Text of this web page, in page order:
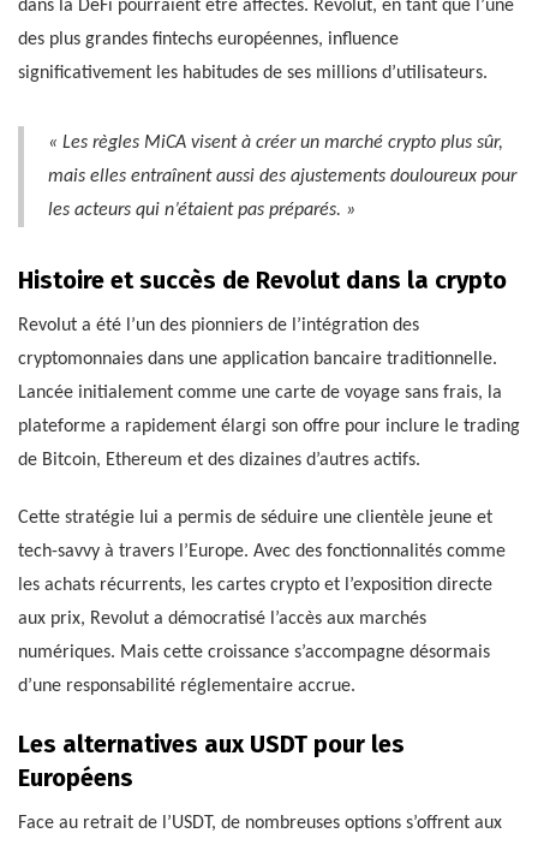
dans la DeFi pourraient être affectés. Revolut, en tant que l’une
des plus grandes fintechs européennes, influence
significativement les habitudes de ses millions d’utilisateurs.
« Les règles MiCA visent à créer un marché crypto plus sûr,
mais elles entraînent aussi des ajustements douloureux pour
les acteurs qui n’étaient pas préparés. »
Histoire et succès de Revolut dans la crypto
Revolut a été l’un des pionniers de l’intégration des
cryptomonnaies dans une application bancaire traditionnelle.
Lancée initialement comme une carte de voyage sans frais, la
plateforme a rapidement élargi son offre pour inclure le trading
de Bitcoin, Ethereum et des dizaines d’autres actifs.
Cette stratégie lui a permis de séduire une clientèle jeune et
tech-savvy à travers l’Europe. Avec des fonctionnalités comme
les achats récurrents, les cartes crypto et l’exposition directe
aux prix, Revolut a démocratisé l’accès aux marchés
numériques. Mais cette croissance s’accompagne désormais
d’une responsabilité réglementaire accrue.
Les alternatives aux USDT pour les
Européens
Face au retrait de l’USDT, de nombreuses options s’offrent aux